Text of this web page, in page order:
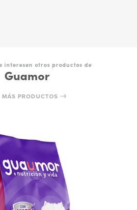
interesen otros productos de
Guamor
MÁS PRODUCTOS